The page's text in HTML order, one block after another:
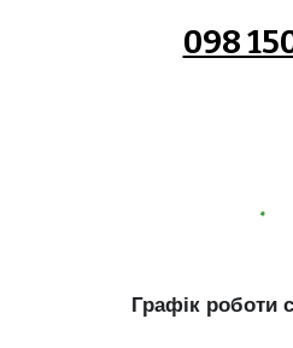
098
Графік роботи